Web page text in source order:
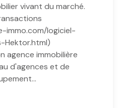
vivant du marché.
immo.com/logiciel-
Hektor.html)
agence immobilière
d'agences et de